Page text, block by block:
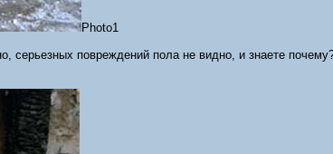
Photo1
серьезных повреждений пола не видно, и знаете